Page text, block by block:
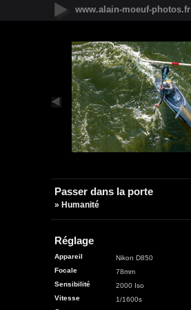
www.alain-moeuf-photos.fr
Passer dans la porte
» Humanité
Réglage
Appareil
Nikon D850
Focale
78mm
Sensibilité
2000 Iso
Vitesse
1/1600s